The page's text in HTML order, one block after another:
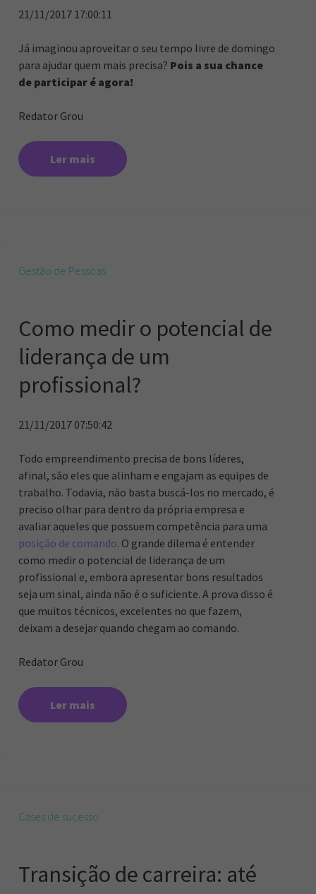
21/11/2017 17:00:11
Já imaginou aproveitar o seu tempo livre de domingo
para ajudar quem mais precisa? Pois a sua chance
de participar é agora!
Redator Grou
Ler mais
Gestão de Pessoas
Como medir o potencial de
liderança de um
profissional?
21/11/2017 07:50:42
Todo empreendimento precisa de bons líderes,
afinal, são eles que alinham e engajam as equipes de
trabalho. Todavia, não basta buscá-los no mercado, é
preciso olhar para dentro da própria empresa e
avaliar aqueles que possuem competência para uma
posição de comando. O grande dilema é entender
como medir o potencial de liderança de um
profissional e, embora apresentar bons resultados
seja um sinal, ainda não é o suficiente. A prova disso é
que muitos técnicos, excelentes no que fazem,
deixam a desejar quando chegam ao comando.
Redator Grou
Ler mais
Cases de sucesso
Transição de carreira: até